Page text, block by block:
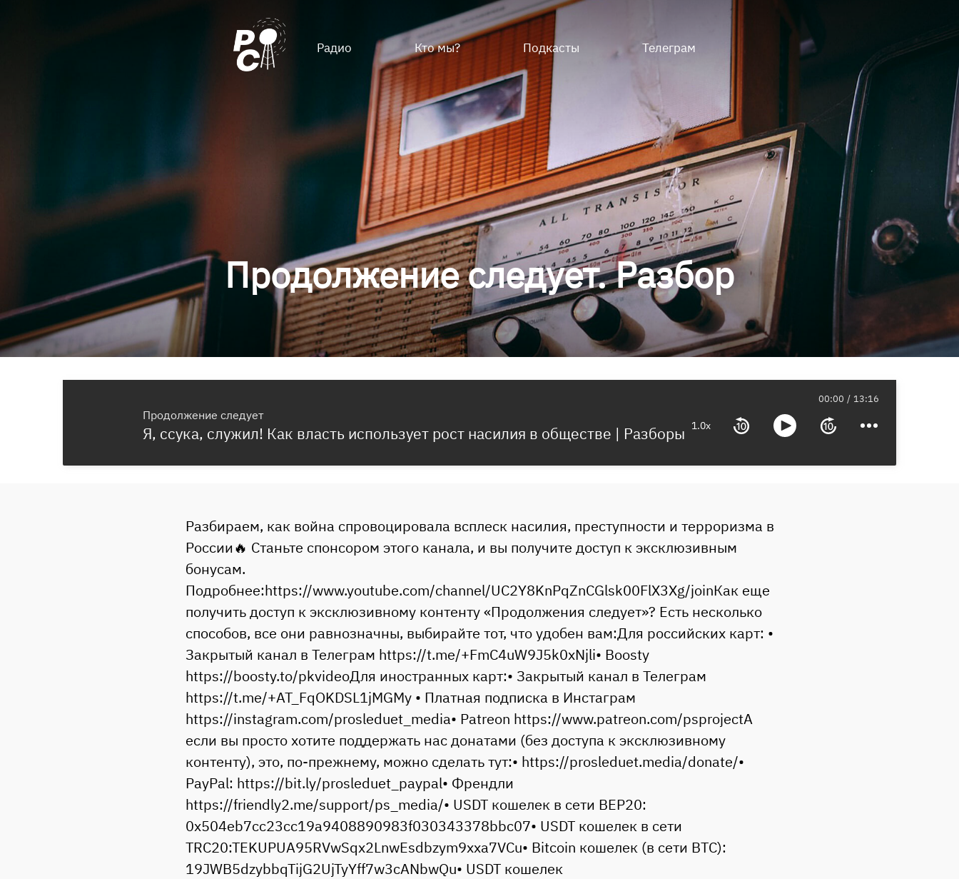
Радио Кто мы? Подкасты Телеграм
Продолжение следует. Разбор
Продолжение следует
Я, ссука, служил! Как власть использует рост насилия в обществе | Разборы 1.0x
00:00 13:16
Разбираем, как война спровоцировала всплеск насилия, преступности и терроризма в
России🔥 Станьте спонсором этого канала, и вы получите доступ к эксклюзивным
бонусам.
Подробнее:https://www.youtube.com/channel/UC2Y8KnPqZnCGlsk00FlX3Xg/joinКак еще
получить доступ к эксклюзивному контенту «Продолжения следует»? Есть несколько
способов, все они равнозначны, выбирайте тот, что удобен вам:Для российских карт: •
Закрытый канал в Телеграм https://t.me/+FmC4uW9J5k0xNjli• Boosty
https://boosty.to/pkvideoДля иностранных карт:• Закрытый канал в Телеграм
https://t.me/+AT_FqOKDSL1jMGMy • Платная подписка в Инстаграм
https://instagram.com/prosleduet_media• Patreon https://www.patreon.com/psprojectА
если вы просто хотите поддержать нас донатами (без доступа к эксклюзивному
контенту), это, по-прежнему, можно сделать тут:• https://prosleduet.media/donate/•
PayPal: https://bit.ly/prosleduet_paypal• Френдли
https://friendly2.me/support/ps_media/• USDT кошелек в сети ВЕР20:
0x504eb7cc23cc19a9408890983f030343378bbc07• USDT кошелек в сети
TRC20:TEKUPUA95RVwSqx2LnwEsdbzym9xxa7VCu• Bitcoin кошелек (в сети BTC):
19JWB5dzybbqTijG2UjTyYff7w3cANbwQu• USDT кошелек